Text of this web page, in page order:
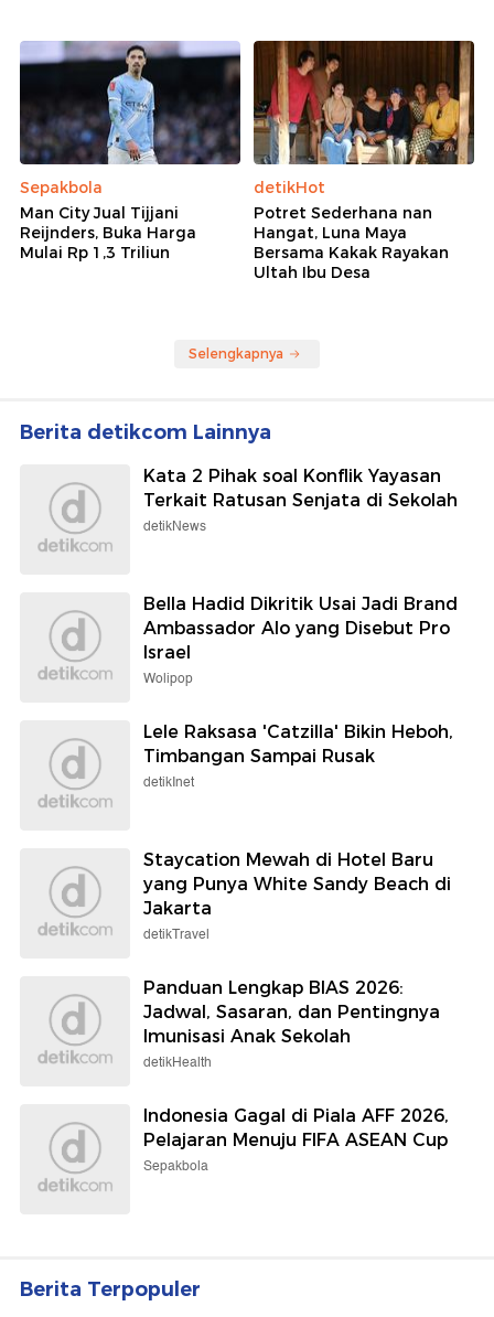
Sepakbola
Man City Jual Tijjani
Reijnders, Buka Harga
Mulai Rp 1,3 Triliun
detikHot
Potret Sederhana nan
Hangat, Luna Maya
Bersama Kakak Rayakan
Ultah Ibu Desa
Selengkapnya
Berita detikcom Lainnya
Kata 2 Pihak soal Konflik Yayasan
Terkait Ratusan Senjata di Sekolah
detikNews
Bella Hadid Dikritik Usai Jadi Brand
Ambassador Alo yang Disebut Pro
Israel
Wolipop
Lele Raksasa 'Catzilla' Bikin Heboh,
Timbangan Sampai Rusak
detikInet
Staycation Mewah di Hotel Baru
yang Punya White Sandy Beach di
Jakarta
detikTravel
Panduan Lengkap BIAS 2026:
Jadwal, Sasaran, dan Pentingnya
Imunisasi Anak Sekolah
detikHealth
Indonesia Gagal di Piala AFF 2026,
Pelajaran Menuju FIFA ASEAN Cup
Sepakbola
Berita Terpopuler